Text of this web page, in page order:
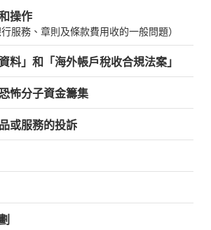
操作
行服務、章則及條款費用收的一般問題）
料」和「海外帳戶稅收合規法案」
怖分子資金籌集
或服務的投訴